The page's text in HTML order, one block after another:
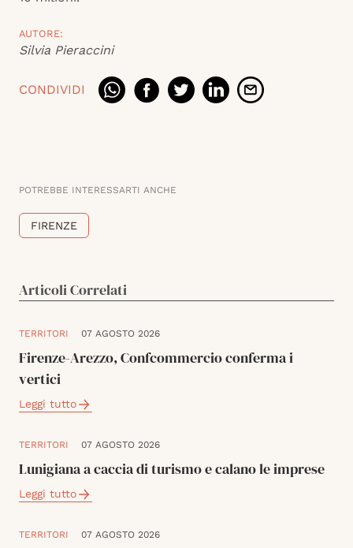
AUTORE:
Silvia Pieraccini
CONDIVIDI
POTREBBE INTERESSARTI ANCHE
FIRENZE
Articoli Correlati
TERRITORI 07 AGOSTO 2026
Firenze-Arezzo, Confcommercio conferma i
vertici
Leggi tutto
TERRITORI 07 AGOSTO 2026
Lunigiana a caccia di turismo e calano le imprese
Leggi tutto
TERRITORI 07 AGOSTO 2026